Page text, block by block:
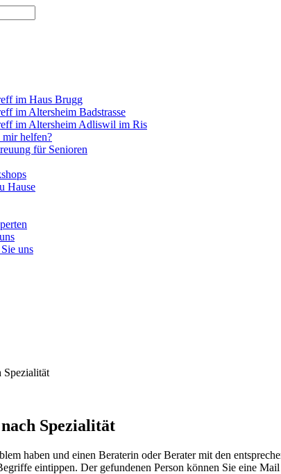
im Haus Brugg
im Altersheim Badstrasse
im Altersheim Adliswil im Ris
mir helfen?
für Senioren
Hause
uns
Spezialität
Spezialität
haben und einen Beraterin oder Berater mit den
eintippen. Der gefundenen Person können Sie eine Mail